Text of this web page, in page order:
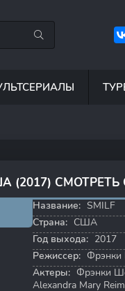
Название: SMILF
Страна: США
Год выхода: 2017
Режиссер:
Актеры: Фрэнки
Alexandra Mary